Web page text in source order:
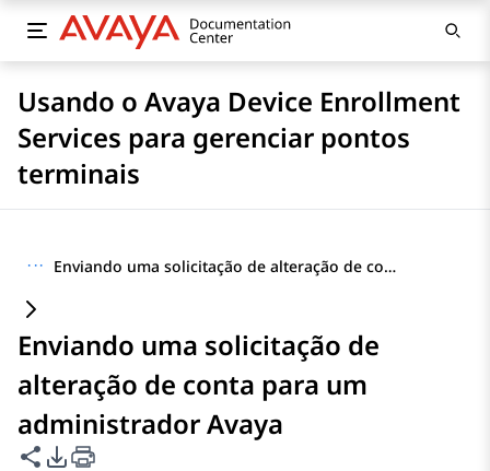
Usando o Avaya Device Enrollment
Services para gerenciar pontos
terminais
··· Enviando uma solicitação de alteração de conta para um administrador Avaya
Enviando uma solicitação de
alteração de conta para um
administrador Avaya
Compartilhar esta página
Opções de exportação de PDF